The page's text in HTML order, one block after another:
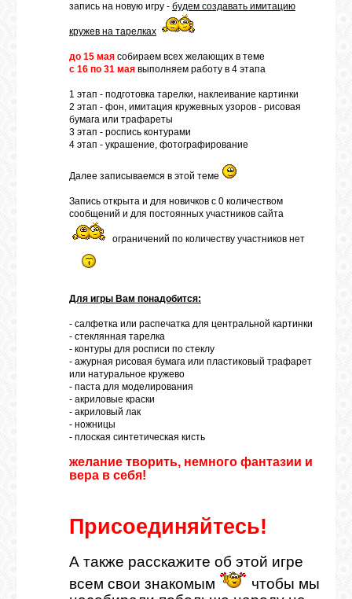
запись на новую игру - будем создавать имитацию
кружев на тарелках
до 15 мая собираем всех желающих в теме
с 16 по 31 мая выполняем работу в 4 этапа
1 этап - подготовка тарелки, наклеивание картинки
2 этап - фон, имитация кружевных узоров - рисовая
бумага или трафареты
3 этап - роспись контурами
4 этап - украшение, фотографирование
Далее записываемся в этой теме
Запись открыта и для новичков с 0 количеством
сообщений и для постоянных участников сайта
ограничений по количеству участников нет
Для игры Вам понадобится:
- салфетка или распечатка для центральной картинки
- стеклянная тарелка
- контуры для росписи по стеклу
- ажурная рисовая бумага или пластиковый трафарет
или натуральное кружево
- паста для моделирования
- акриловые краски
- акриловый лак
- ножницы
- плоская синтетическая кисть
желание творить, немного фантазии и
вера в себя!
Присоединяйтесь!
А также расскажите об этой игре
всем свои знакомым
чтобы мы